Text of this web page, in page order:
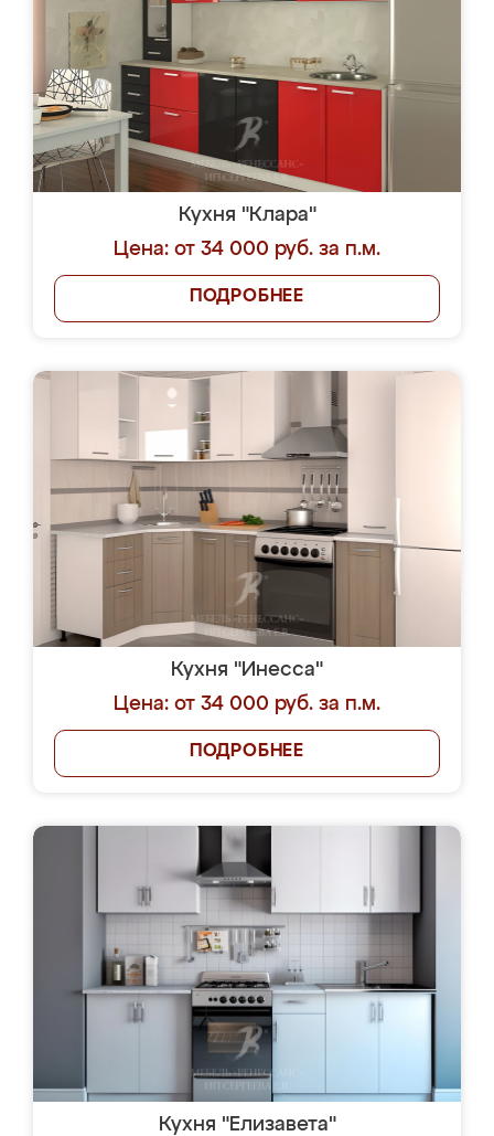
Кухня "Клара"
Цена: от 34 000 руб. за п.м.
ПОДРОБНЕЕ
Кухня "Инесса"
Цена: от 34 000 руб. за п.м.
ПОДРОБНЕЕ
Кухня "Елизавета"